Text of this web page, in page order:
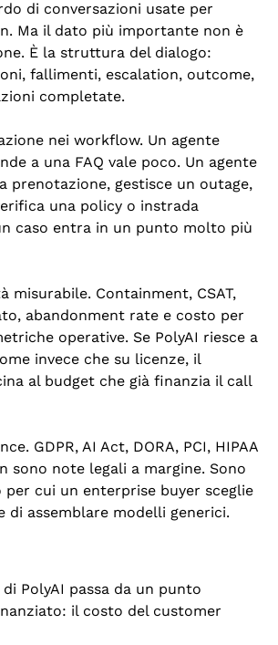
di conversazioni usate per
Ma il dato più importante non è
È la struttura del dialogo:
fallimenti, escalation, outcome,
completate.
nei workflow. Un agente
a una FAQ vale poco. Un agente
prenotazione, gestisce un outage,
una policy o instrada
caso entra in un punto molto più
misurabile. Containment, CSAT,
abandonment rate e costo per
operative. Se PolyAI riesce a
invece che su licenze, il
al budget che già finanzia il call
GDPR, AI Act, DORA, PCI, HIPAA
sono note legali a margine. Sono
cui un enterprise buyer sceglie
di assemblare modelli generici.
PolyAI passa da un punto
il costo del customer